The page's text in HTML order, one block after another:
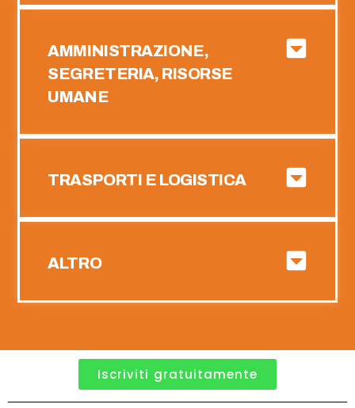
AMMINISTRAZIONE,
SEGRETERIA, RISORSE
UMANE
TRASPORTI E LOGISTICA
ALTRO
Iscriviti gratuitamente